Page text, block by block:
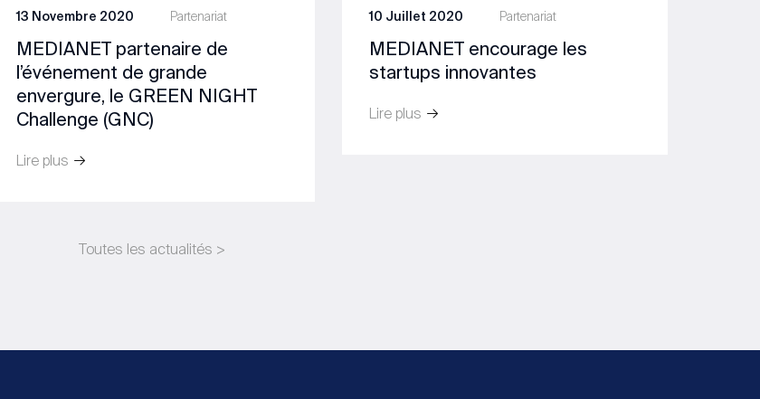
Partenariat
13 Novembre 2020
MEDIANET partenaire de
l’événement de grande
envergure, le GREEN NIGHT
Challenge (GNC)
Lire plus
Partenariat
10 Juillet 2020
MEDIANET encourage les
startups innovantes
Lire plus
Toutes les actualités >